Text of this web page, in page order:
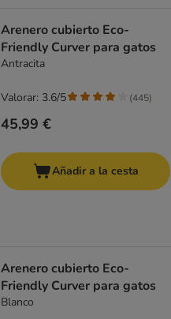
Arenero cubierto Eco-
Friendly Curver para gatos
Antracita
45,99 €
Valorar: 3.6/5 (445)
Añadir a la cesta
Arenero cubierto Eco-
Friendly Curver para gatos
Blanco